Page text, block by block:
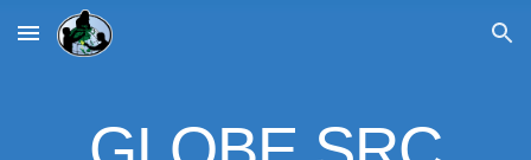
Skip to main content Skip to navigation